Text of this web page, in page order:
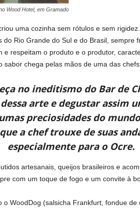
Wood Hotel, em Gramado
uma cozinha sem rótulos e sem
Rio Grande do Sul e do Brasil, sempre
respeitam o produto e o produtor,
chega pelas mãos de uma das
no ineditismo do Bar de
arte e degustar assim
preciosidades do
a chef trouxe de suas
especialmente para o Ocre.
artesanais, queijos brasileiros e
com um toque de fogo e um convite à
WoodDog (salsicha Frankfurt, fondue